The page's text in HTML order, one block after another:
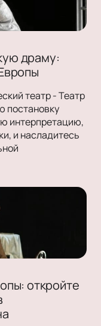
драму:
театр - Театр
постановку
интерпретацию,
и насладитесь
откройте